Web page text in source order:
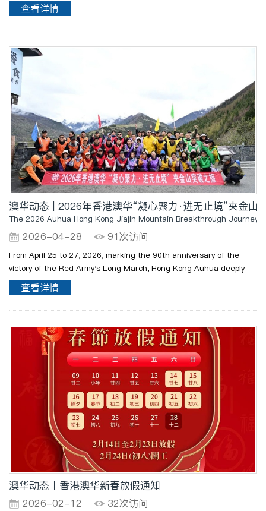
是2026RCEP地方政府暨友城合作（黄山）论坛的重要分论坛..
查看详情
澳华动态 | 2026年香港澳华“凝心聚力·进无止境”夹金山
The 2026 Auhua Hong Kong Jiajin Mountain Breakthrough Journey
2026-04-28 91次访问
From April 25 to 27, 2026, marking the 90th anniversary of the
victory of the Red Army's Long March, Hong Kong Auhua deeply
integrated the red spirit with team training, and launched a
three-day outward-bound journey at Jiajin Mountain,..
查看详情
澳华动态丨香港澳华新春放假通知
2026-02-12 32次访问